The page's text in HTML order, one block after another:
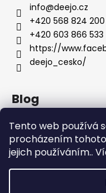
Tento web používá
procházením
jejich používáním..
info@deejo.cz
+420 568 824 200
+420 603 866 533
https://
deejo_cesko/
Blog
Anatomie nožů
Dárky pro ženy
Servis nožů